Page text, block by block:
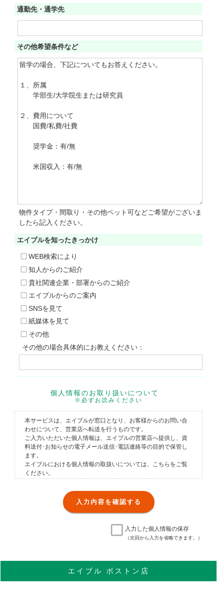
通勤先・通学先
その他希望条件など
物件タイプ・間取り・その他ペット可などご希望がございま
したら記入ください。
エイブルを知ったきっかけ
WEB検索により
知人からのご紹介
貴社関連企業・部署からのご紹介
エイブルからのご案内
SNSを見て
紙媒体を見て
その他
その他の場合具体的にお教えください：
個人情報のお取り扱いについて
※必ずお読みください
本サービスは、エイブルが窓口となり、お客様からのお問い合
わせについて、営業店へ転送を行うものです。
ご入力いただいた個人情報は、エイブルの営業店へ提供し、資
料送付･お知らせの電子メール送信･電話連絡等の目的で保管し
ます。
エイブルにおける個人情報の取扱いについては、
こちら をご覧
ください。
入力した個人情報の保存
（次回から入力を省略できます。）
エイブル ボストン店